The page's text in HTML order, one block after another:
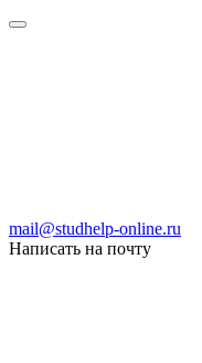
mail@studhelp-online.ru
Написать на почту